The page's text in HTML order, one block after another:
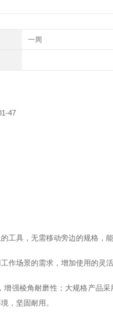
一周
工具，无需移动旁边的规格，能
作场景的需求，增加使用的灵活
强棱角耐磨性；大规格产品采
，坚固耐用。